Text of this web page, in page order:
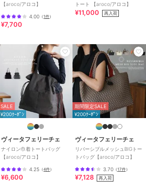
ットネス・ヨガ
カジュアル /
就活/軽量 700ｇ以下
2WAY以
上/旅行・出張対応
【aroco/アロコ】
4.00 （1件）
¥7,700
トート 【aroco/アロコ】
¥11,000 再入荷
SALE
¥200ｸｰﾎﾟﾝ
ヴィータフェリーチェ
ナイロン巾着トートバッグ
【aroco/アロコ】
4.25 （4件）
¥6,600
期間限定SALE
¥200ｸｰﾎﾟﾝ
ヴィータフェリーチェ
リバーシブルメッシュBIGトー
トバッグ【aroco/アロコ】
3.70（17件）
¥7,128 再入荷